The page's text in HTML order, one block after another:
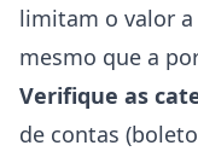
limitam o valor a
mesmo que a
Verifique as
de contas